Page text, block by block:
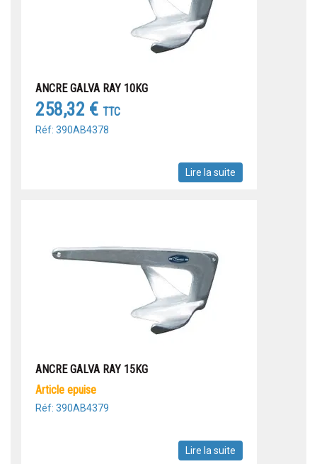
ANCRE GALVA RAY 10KG
258,32 € TTC
Réf: 390AB4378
Lire la suite
ANCRE GALVA RAY 15KG
article epuise
Réf: 390AB4379
Lire la suite